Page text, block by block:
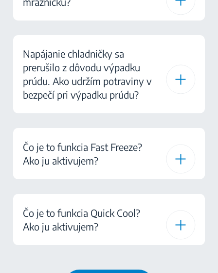
Napájanie chladničky sa
prerušilo z dôvodu výpadku
prúdu. Ako udržím potraviny v
bezpečí pri výpadku prúdu?
Čo je to funkcia Fast Freeze?
Ako ju aktivujem?
Čo je to funkcia Quick Cool?
Ako ju aktivujem?